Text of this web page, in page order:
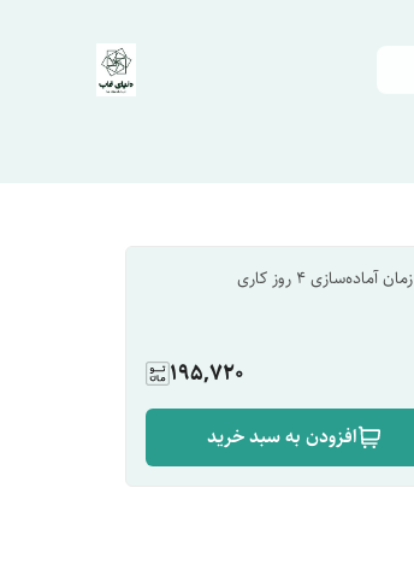
زمان آماده‌سازی4 روز کاری
195,720
افزودن به سبد خرید